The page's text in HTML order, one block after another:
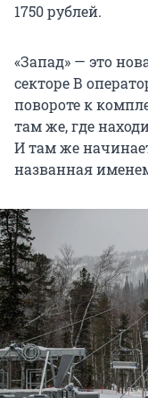
1750 рублей.
«Запад» — это
секторе В
повороте к
там же, где
И там же
названная